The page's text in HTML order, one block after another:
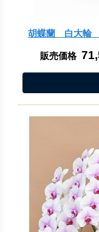
胡蝶蘭 白大輪
販売価格